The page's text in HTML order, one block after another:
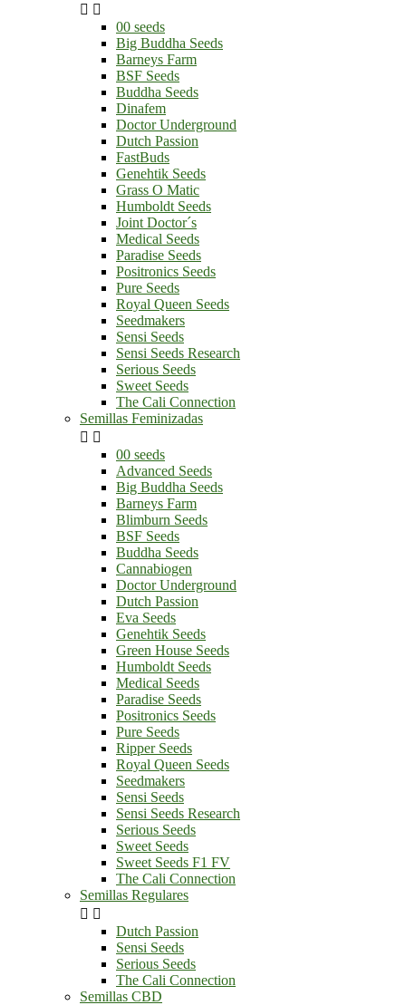
 
00 seeds
Big Buddha Seeds
Barneys Farm
BSF Seeds
Buddha Seeds
Dinafem
Doctor Underground
Dutch Passion
FastBuds
Genehtik Seeds
Grass O Matic
Humboldt Seeds
Joint Doctor´s
Medical Seeds
Paradise Seeds
Positronics Seeds
Pure Seeds
Royal Queen Seeds
Seedmakers
Sensi Seeds
Sensi Seeds Research
Serious Seeds
Sweet Seeds
The Cali Connection
Semillas Feminizadas
 
00 seeds
Advanced Seeds
Big Buddha Seeds
Barneys Farm
Blimburn Seeds
BSF Seeds
Buddha Seeds
Cannabiogen
Doctor Underground
Dutch Passion
Eva Seeds
Genehtik Seeds
Green House Seeds
Humboldt Seeds
Medical Seeds
Paradise Seeds
Positronics Seeds
Pure Seeds
Ripper Seeds
Royal Queen Seeds
Seedmakers
Sensi Seeds
Sensi Seeds Research
Serious Seeds
Sweet Seeds
Sweet Seeds F1 FV
The Cali Connection
Semillas Regulares
 
Dutch Passion
Sensi Seeds
Serious Seeds
The Cali Connection
Semillas CBD